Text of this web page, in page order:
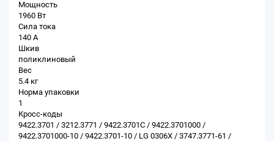
Мощность
1960 Вт
Сила тока
140 А
Шкив
поликлиновый
Вес
5.4 кг
Норма упаковки
1
Кросс-коды
9422.3701 / 3212.3771 / 9422.3701С / 9422.3701000 /
9422.3701000-10 / 9422.3701-10 / LG 0306X / 3747.3771-61 /